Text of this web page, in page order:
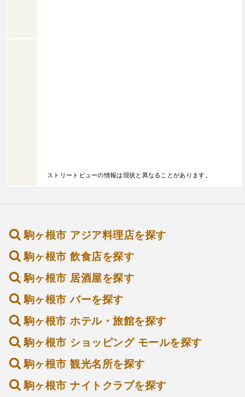
ストリートビューの情報は現状と異なることがあります。
駒ヶ根市 アジア料理店を探す
駒ヶ根市 飲食店を探す
駒ヶ根市 居酒屋を探す
駒ヶ根市 バーを探す
駒ヶ根市 ホテル・旅館を探す
駒ヶ根市 ショッピング モールを探す
駒ヶ根市 観光名所を探す
駒ヶ根市 ナイトクラブを探す